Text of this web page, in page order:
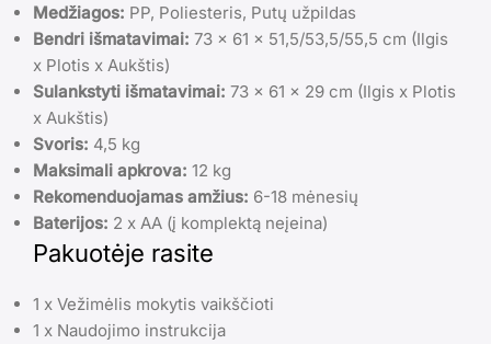
Medžiagos: PP, Poliesteris, Putų užpildas
Bendri išmatavimai: 73 x 61 x 51,5/53,5/55,5 cm (Ilgis
x Plotis x Aukštis)
Sulankstyti išmatavimai: 73 x 61 x 29 cm (Ilgis x Plotis
x Aukštis)
Svoris: 4,5 kg
Maksimali apkrova: 12 kg
Rekomenduojamas amžius: 6-18 mėnesių
Baterijos: 2 x AA (į komplektą neįeina)
Pakuotėje rasite
1 x Vežimėlis mokytis vaikščioti
1 x Naudojimo instrukcija